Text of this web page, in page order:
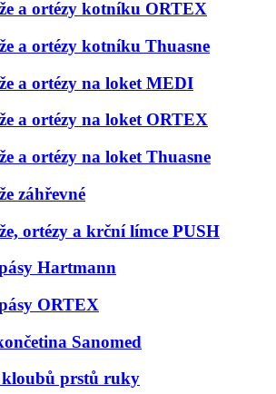
a ortézy kotníku ORTEX
a ortézy kotníku Thuasne
a ortézy na loket MEDI
a ortézy na loket ORTEX
a ortézy na loket Thuasne
záhřevné
ortézy a krční límce PUSH
Hartmann
ORTEX
Sanomed
kloubů prstů ruky